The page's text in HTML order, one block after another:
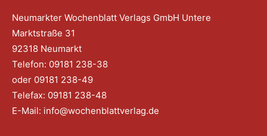
Neumarkter Wochenblatt Verlags GmbH Untere
Marktstraße 31
92318 Neumarkt
Telefon: 09181 238-38
oder 09181 238-49
Telefax: 09181 238-48
E-Mail: info@wochenblattverlag.de